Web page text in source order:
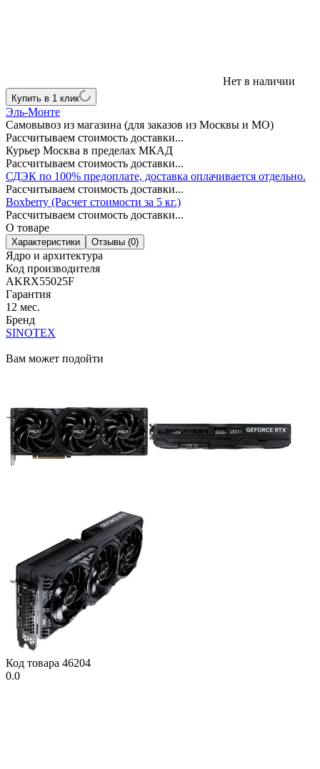
Нет в наличии
Купить в 1 клик
Эль-Монте
Самовывоз из магазина (для заказов из Москвы и МО)
Рассчитываем стоимость доставки...
Курьер Москва в пределах МКАД
Рассчитываем стоимость доставки...
СДЭК по 100% предоплате, доставка оплачивается отдельно.
Рассчитываем стоимость доставки...
Boxberry (Расчет стоимости за 5 кг.)
Рассчитываем стоимость доставки...
О товаре
Характеристики Отзывы (0)
Ядро и архитектура
Код производителя
AKRX55025F
Гарантия
12 мес.
Бренд
SINOTEX
Вам может подойти
Код товара 46204
0.0